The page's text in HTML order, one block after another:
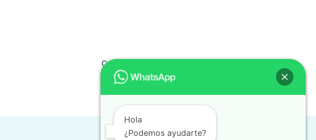
Copyright © 2026 traduccionintegral.com.mx
Hola
¿Podemos ayudarte?